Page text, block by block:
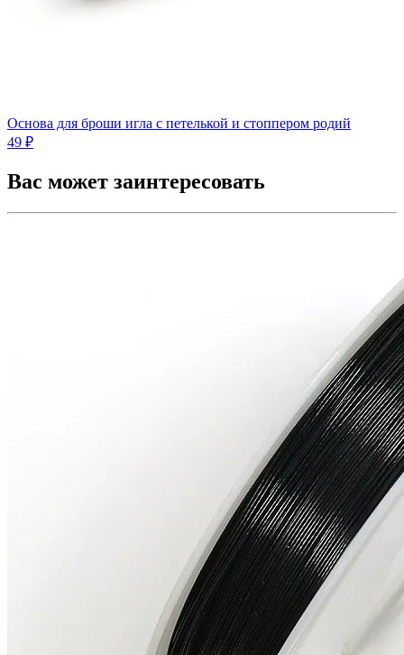
Основа для броши игла с петелькой и стоппером родий
49 ₽
Вас может заинтересовать